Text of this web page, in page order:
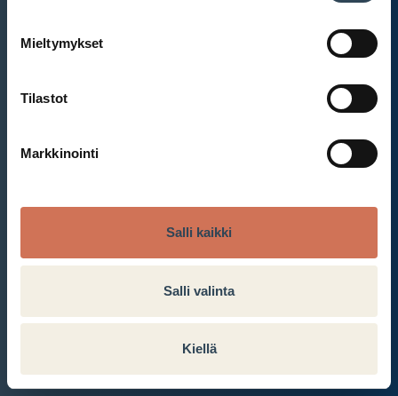
Mieltymykset
Tilastot
Markkinointi
Salli kaikki
Salli valinta
Kiellä
Et ole kirjautunut sisään. Kirjaudu sisään